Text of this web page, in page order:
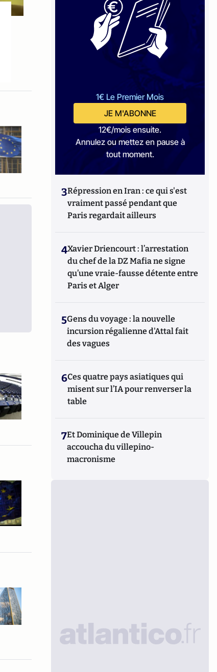
1€ Le Premier Mois
JE M'ABONNE
12€/mois ensuite.
Annulez ou mettez en pause à
tout moment.
3Répression en Iran : ce qui s'est
vraiment passé pendant que
Paris regardait ailleurs
4Xavier Driencourt : l’arrestation
du chef de la DZ Mafia ne signe
qu’une vraie-fausse détente entre
Paris et Alger
5Gens du voyage : la nouvelle
incursion régalienne d'Attal fait
des vagues
6Ces quatre pays asiatiques qui
misent sur l’IA pour renverser la
table
7Et Dominique de Villepin
accoucha du villepino-
macronisme